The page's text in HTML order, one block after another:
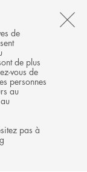
de
de plus
vous de
personnes
au
pas à
MENU